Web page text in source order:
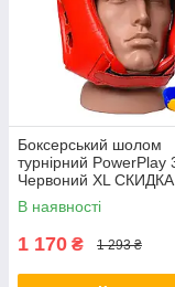
Боксерський шолом
турнірний PowerPlay
Червоний XL СКИДКА
В наявності
1 170 ₴ 1 293 ₴